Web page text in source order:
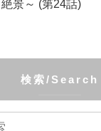
絶景～ (第24話)
検索/Search